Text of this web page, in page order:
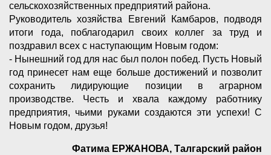
сельскохозяйственных предприятий района.
Руководитель хозяйства Евгений Камбаров, подводя
итоги года, поблагодарил своих коллег за труд и
поздравил всех с наступающим Новым годом:
- Нынешний год для нас был полон побед. Пусть Новый
год принесет нам еще больше достижений и позволит
сохранить лидирующие позиции в аграрном
производстве. Честь и хвала каждому работнику
предприятия, чьими руками создаются эти успехи! С
Новым годом, друзья!
Фатима ЕРЖАНОВА, Талгарский район